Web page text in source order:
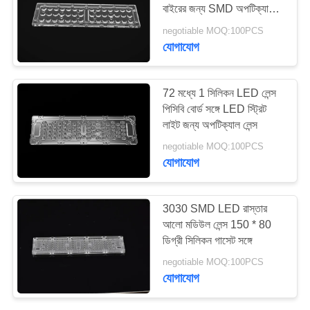
গোপনীয়তালিনিয়ার LED লেন্স
চাঙ্গ LED লেন্স
15
বাইরের জন্য SMD অপটিক্যাল
negotiable MOQ:100PCS
যোগাযোগ
72 মধ্যে 1 সিলিকন LED লেন্স
পিসিবি বোর্ড সঙ্গে LED স্ট্রিট
লাইট জন্য অপটিক্যাল লেন্স
negotiable MOQ:100PCS
যোগাযোগ
3030 SMD LED রাস্তার
আলো মডিউল লেন্স 150 * 80
ডিগ্রী সিলিকন গাসেট সঙ্গে
negotiable MOQ:100PCS
যোগাযোগ